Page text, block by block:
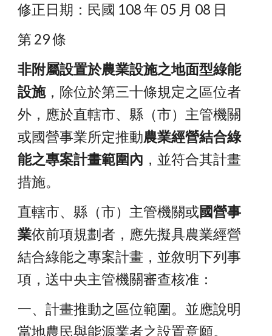
修正日期：民國 108 年 05 月 08 日
第 29 條
非附屬設置於農業設施之地面型綠能
設施，除位於第三十條規定之區位者
外，應於直轄市、縣（市）主管機關
或國營事業所定推動農業經營結合綠
能之專案計畫範圍內 ，並符合其計畫
措施。
直轄市、縣（市）主管機關或國營事
業依前項規劃者，應先擬具農業經營
結合綠能之專案計畫，並敘明下列事
項，送中央主管機關審查核准：
一、計畫推動之區位範圍。並應說明
當地農民與能源業者之設置意願。